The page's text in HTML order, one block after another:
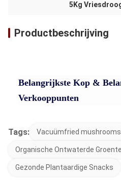
5Kg
Productbeschrijving
Belangrijkste Kop &
Verkooppunten
Tags: Vacuümfried mushrooms
Organische Ontwaterde
Gezonde Plantaardige Snacks